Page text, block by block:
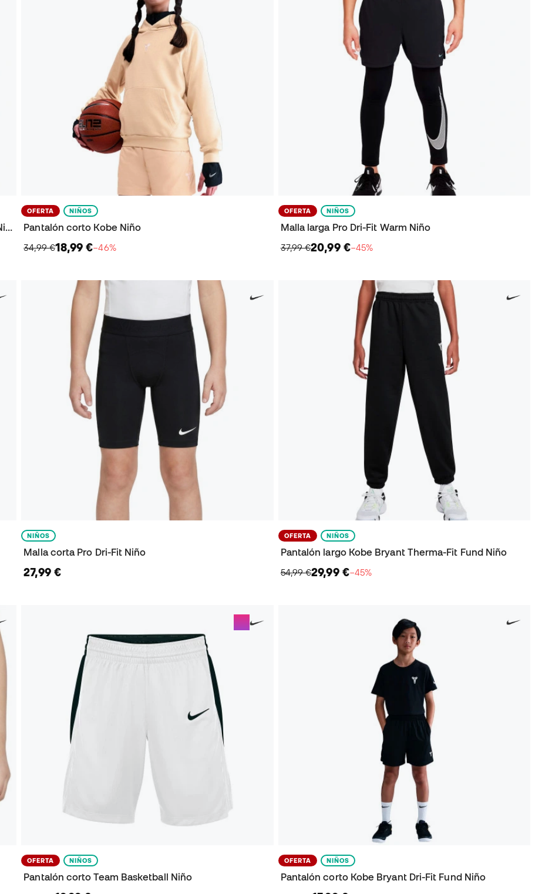
OFERTA NIÑOS
Pantalón corto Kobe Niño
34,99 €18,99 €−46%
OFERTA NIÑOS
Malla larga Pro Dri-Fit Warm Niño
37,99 €20,99 €−45%
NIÑOS
Malla corta Pro Dri-Fit Niño
27,99 €
OFERTA NIÑOS
Pantalón largo Kobe Bryant Therma-Fit Fund Niño
54,99 €29,99 €−45%
OFERTA NIÑOS
Pantalón corto Team Basketball Niño
OFERTA NIÑOS
Pantalón corto Kobe Bryant Dri-Fit Fund Niño